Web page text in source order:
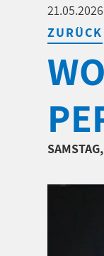
21.05.2026
ZURÜCK